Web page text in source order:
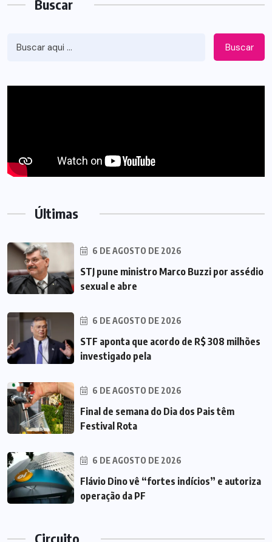
Buscar
Buscar
Últimas
6 DE AGOSTO DE 2026
STJ pune ministro Marco Buzzi por assédio
sexual e abre
6 DE AGOSTO DE 2026
STF aponta que acordo de R$ 308 milhões
investigado pela
6 DE AGOSTO DE 2026
Final de semana do Dia dos Pais têm
Festival Rota
6 DE AGOSTO DE 2026
Flávio Dino vê “fortes indícios” e autoriza
operação da PF
Circuito